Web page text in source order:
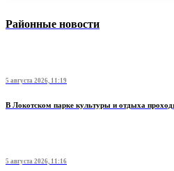
Районные новости
5 августа 2026, 11:19
В Локотском парке культуры и отдыха
5 августа 2026, 11:16